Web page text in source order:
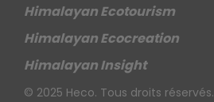
Himalayan Ecotourism
Himalayan Ecocreation
Himalayan Insight
© 2025 Heco. Tous droits réservés.